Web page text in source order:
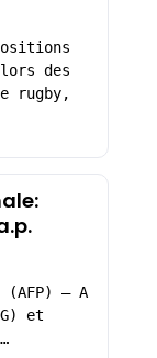
des
rugby,
– A
et